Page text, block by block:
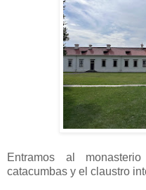
Entramos al
catacumbas y el claustro